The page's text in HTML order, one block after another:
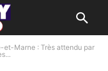
et-Marne : Très attendu par